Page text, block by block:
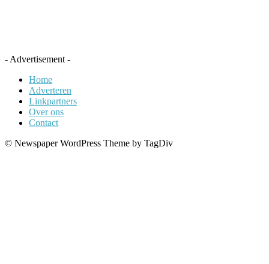
- Advertisement -
Home
Adverteren
Linkpartners
Over ons
Contact
© Newspaper WordPress Theme by TagDiv